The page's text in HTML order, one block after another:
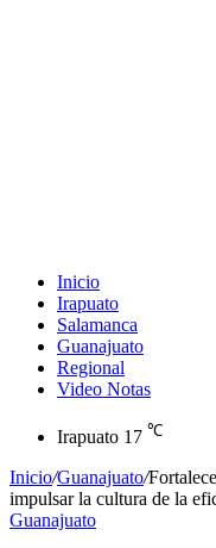
Inicio
Irapuato
Salamanca
Guanajuato
Regional
Video Notas
Irapuato 17 ℃
Inicio/Guanajuato/
impulsar la cultura de la
Guanajuato